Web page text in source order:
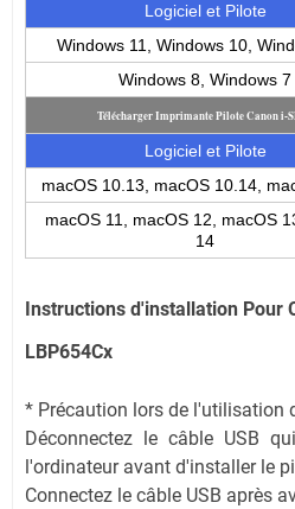
Logiciel et Pilote
Windows 11, Windows 10,
Windows 8, Windows 7
Télécharger Imprimante Pilote Canon i-
Logiciel et Pilote
macOS 10.13, macOS 10.14,
macOS 11, macOS 12, macOS
14
Instructions d'installation Pour
LBP654Cx
* Précaution lors de l'utilisation
Déconnectez le câble USB
l'ordinateur avant d'installer le
Connectez le câble USB après